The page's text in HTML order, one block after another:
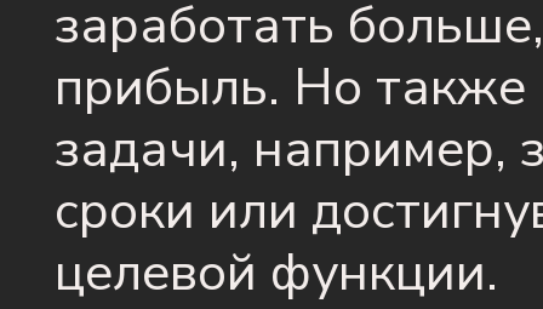
заработать
прибыль. Но также
задачи, например,
сроки или
целевой функции.